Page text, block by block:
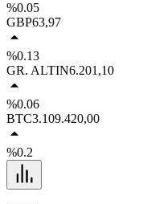
%0.05
GBP63,97
%0.13
GR. ALTIN6.201,10
%0.06
BTC3.109.420,00
%0.2